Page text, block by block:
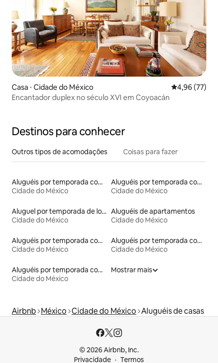
Casa ⋅ Cidade do México 4,96 de uma
4,96 (77)
Encantador duplex no século XVI em Coyoacán
Destinos para conhecer
Outros tipos de acomodações Coisas para fazer
Aluguéis por temporada com sauna
Cidade do México
Aluguéis por temporada com banheiro para PCD
Cidade do México
Aluguel por temporada de lofts
Cidade do México
Aluguéis de apartamentos
Cidade do México
Aluguéis por temporada com acesso à praia
Cidade do México
Aluguéis por temporada com banheira de hidromassagem
Cidade do México
Aluguéis por temporada com acesso ao lago
Cidade do México
Mostrar mais
Airbnb México Cidade do México Aluguéis de casas
© 2026 Airbnb, Inc.
Privacidade
Termos